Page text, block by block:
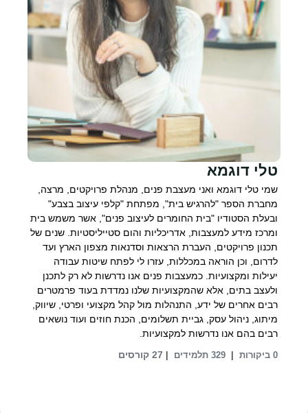
טלי דוגמא
שמי טלי דוגמא ואני מעצבת פנים, מנהלת פרויקטים, מרצה,
מחברת הספר "להרגיש בית", מפתחת "קלפי עיצוב בצבע"
ובעלת הסטודיו "בית החומרים לעיצוב פנים", אשר משמש בית
ומרכז מידע למעצבות, אדריכליות והום סטייליסטיות. שנים של
תכנון פרויקטים, העברת הרצאות וסדנאות מצפון הארץ ועד
לדרום, וכן הוראה במכללות, עזרו לי לפתח שיטות עבודה
יעילות ומקצועיות. כמעצבות פנים אנו נדרשות לא רק לתכנן
ולעצב בתים, אלא שהמקצועיות שלנו נמדדת בעוד פרמטרים
רבים אחרים של ידע, התנהלות מול קהל מקצועי ופרטי, שיווק,
מיתוג, ניהול עסק, גביית תשלומים, הכנת חוזים ועוד נושאים
רבים בהם אנו נדרשות למקצועיות.
0 ביקורות | 329 תלמידים | 27 קורסים